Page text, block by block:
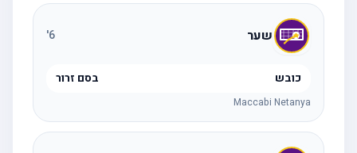
שער
כובש בסם זרור
Maccabi Netanya